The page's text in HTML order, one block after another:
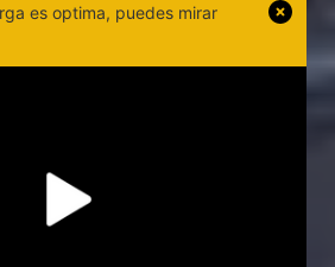
es optima, puedes mirar